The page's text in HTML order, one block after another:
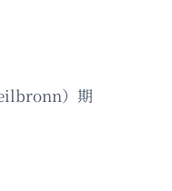
）期